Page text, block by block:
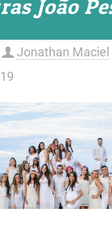
João
Jonathan Maciel